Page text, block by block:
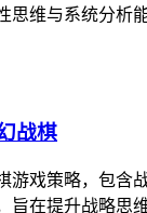
思维与系统分析
战棋
游戏策略，包含
旨在提升战略思